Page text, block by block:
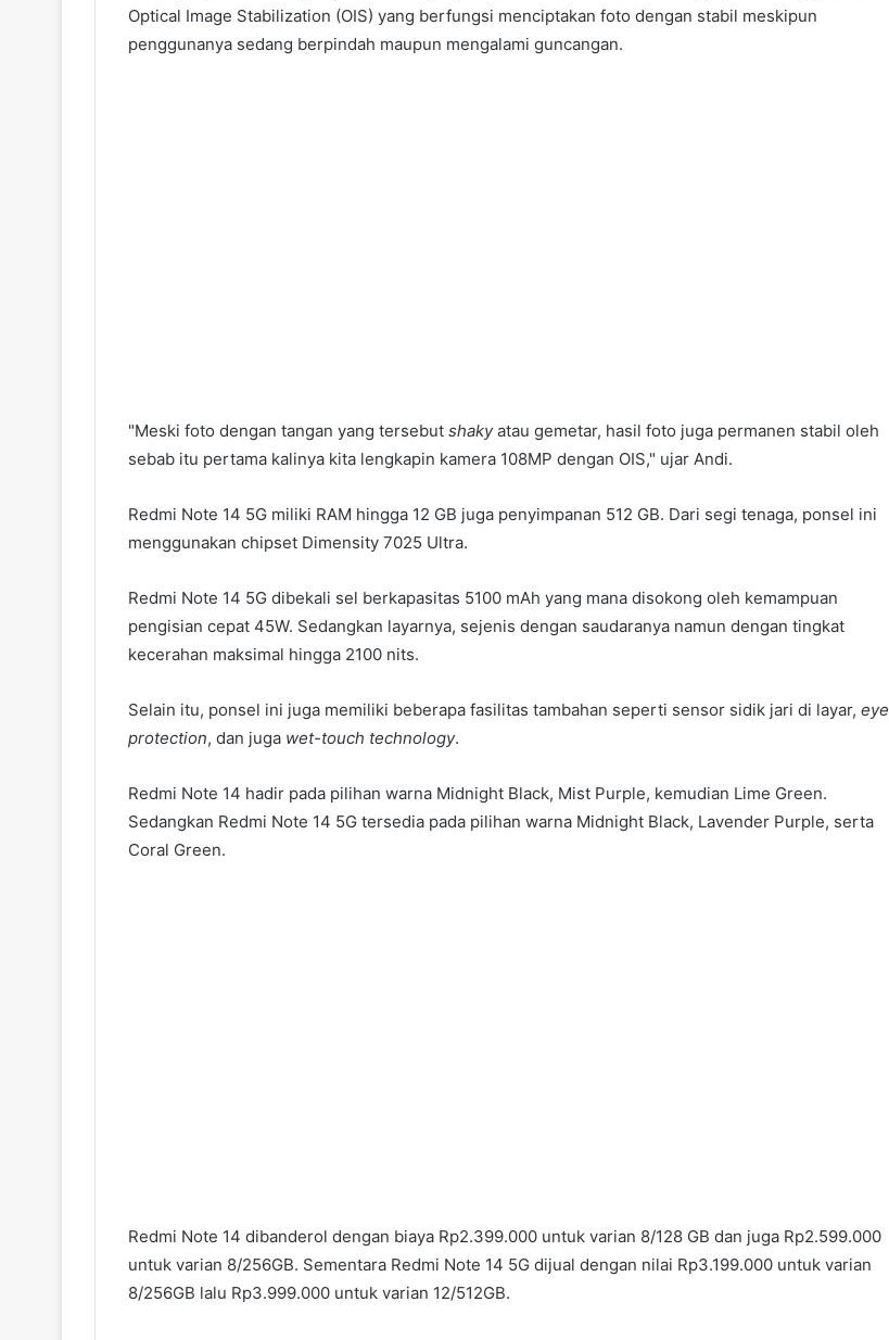
Optical Image Stabilization (OIS) yang berfungsi menciptakan foto dengan stabil meskipun
penggunanya sedang berpindah maupun mengalami guncangan.
"Meski foto dengan tangan yang tersebut shakyatau gemetar, hasil foto juga permanen stabil oleh
sebab itu pertama kalinya kita lengkapin kamera 108MP dengan OIS," ujar Andi.
Redmi Note 14 5G miliki RAM hingga 12 GB juga penyimpanan 512 GB. Dari segi tenaga, ponsel ini
menggunakan chipset Dimensity 7025 Ultra.
Redmi Note 14 5G dibekali sel berkapasitas 5100 mAh yang mana disokong oleh kemampuan
pengisian cepat 45W. Sedangkan layarnya, sejenis dengan saudaranya namun dengan tingkat
kecerahan maksimal hingga 2100 nits.
Selain itu, ponsel ini juga memiliki beberapa fasilitas tambahan seperti sensor sidik jari di layar, eye
protection, dan juga wet-touch technology.
Redmi Note 14 hadir pada pilihan warna Midnight Black, Mist Purple, kemudian Lime Green.
Sedangkan Redmi Note 14 5G tersedia pada pilihan warna Midnight Black, Lavender Purple, serta
Coral Green.
Redmi Note 14 dibanderol dengan biaya Rp2.399.000 untuk varian 8/128 GB dan juga Rp2.599.000
untuk varian 8/256GB. Sementara Redmi Note 14 5G dijual dengan nilai Rp3.199.000 untuk varian
8/256GB lalu Rp3.999.000 untuk varian 12/512GB.